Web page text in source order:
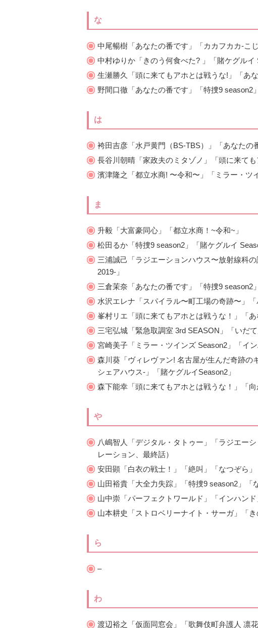
な
中尾暢樹「あなたの番です」「カカフカカ-こ
中村ゆりか「きのう何食べた? 」「賭ケグルイ
生瀬勝久「頭に来てもアホとは戦うな!」「あな
野間口徹「あなたの番です」「特捜9 season2」
は
袴田吉彦「水戸黄門（BS-TBS）」「あなたの
長谷川朝晴「家政夫のミタゾノ」「頭に来ても
濱津隆之「都立水商! 〜令和〜」「ミラー・ツ
ま
升毅「大富豪同心」「都立水商！~令和~」
松田るか「特捜9 season2」「賭ケグルイ
三浦誠己「ラジエーションハウス〜放射線科
2019-」
三倉茉奈「あなたの番です」「特捜9 season2」
水沢エレナ「スパイラル〜町工場の奇跡〜」
峯村リエ「頭に来てもアホとは戦うな！」「あ
三宅弘城「緊急取調室 3rd SEASON」「いだ
宮崎美子「ミラー・ツインズ Season2」「イ
森川葵「ヴィレヴァン! 名古屋が生んだ奇跡
シェアハウス-」「賭ケグルイSeason2」
森下能幸「頭に来てもアホとは戦うな！」「向
や
八嶋智人「デジタル・タトゥー」「ラジエー
レーション、最終話）
安田顕「白衣の戦士！」「絶叫」「なつぞら」
山田裕貴「大全力失踪」「特捜9 season2」「
山中崇「パーフェクトワールド」「インハンド
山本耕史「ストロベリーナイト・サーガ」「き
ら
–
わ
渡辺裕之「仮面同窓会」「歌舞伎町弁護人 凛花